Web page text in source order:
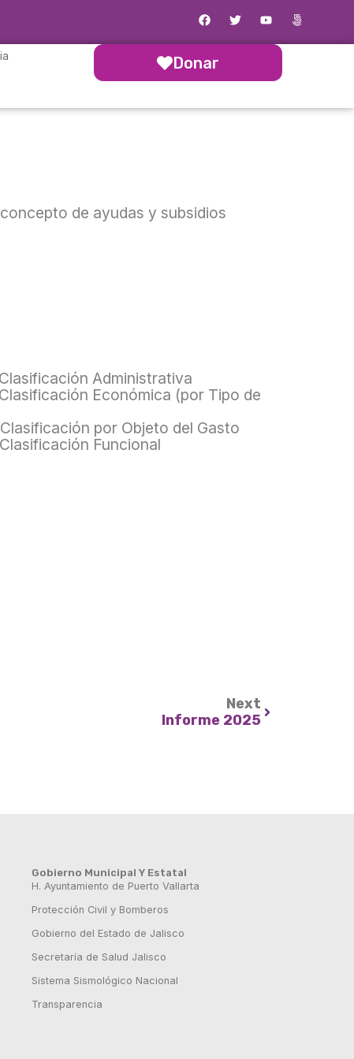
Donar
de ayudas y subsidios
Administrativa
Económica (por Tipo de
por Objeto del Gasto
Funcional
Next
Informe 2025
Gobierno Municipal Y Estatal
H. Ayuntamiento de Puerto Vallarta
Protección Civil y Bomberos
Gobierno del Estado de Jalisco
Secretaría de Salud Jalisco
Sistema Sismológico Nacional
Transparencia